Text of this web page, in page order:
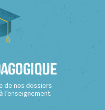
de nos dossiers
l’enseignement.